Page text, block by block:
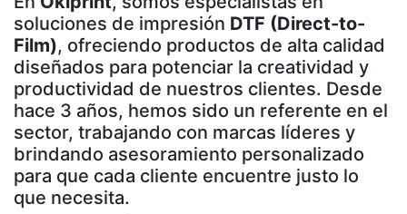
soluciones de impresión DTF (Direct-to-
Film), ofreciendo productos de alta calidad
diseñados para potenciar la creatividad y
productividad de nuestros clientes. Desde
hace 3 años, hemos sido un referente en el
sector, trabajando con marcas líderes y
brindando asesoramiento personalizado
para que cada cliente encuentre justo lo
que necesita.